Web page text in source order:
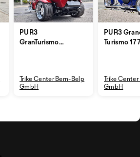
PUR3
GranTurismo
Trike Center Bern-Belp
GmbH
PUR3
Turismo
Trike
GmbH